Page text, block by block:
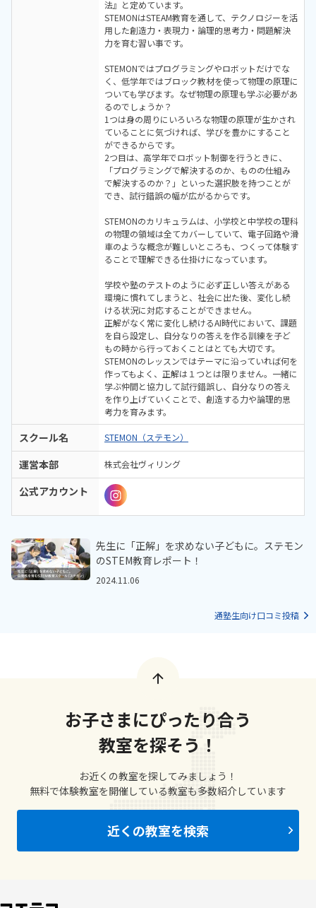
法』と定めています。
STEMONはSTEAM教育を通して、テクノロジーを活
用した創造力・表現力・論理的思考力・問題解決
力を育む習い事です。
STEMONではプログラミングやロボットだけでな
く、低学年ではブロック教材を使って物理の原理に
ついても学びます。なぜ物理の原理も学ぶ必要があ
るのでしょうか？
1つは身の周りにいろいろな物理の原理が生かされ
ていることに気づければ、学びを豊かにすること
ができるからです。
2つ目は、高学年でロボット制御を行うときに、
「プログラミングで解決するのか、ものの仕組み
で解決するのか？」といった選択肢を持つことが
でき、試行錯誤の幅が広がるからです。
STEMONのカリキュラムは、小学校と中学校の理科
の物理の領域は全てカバーしていて、電子回路や滑
車のような概念が難しいところも、つくって体験す
ることで理解できる仕掛けになっています。
学校や塾のテストのように必ず正しい答えがある
環境に慣れてしまうと、社会に出た後、変化し続
ける状況に対応することができません。
正解がなく常に変化し続けるAI時代において、課題
を自ら設定し、自分なりの答えを作る訓練を子ど
もの時から行っておくことはとても大切です。
STEMONのレッスンではテーマに沿っていれば何を
作ってもよく、正解は１つとは限りません。一緒に
学ぶ仲間と協力して試行錯誤し、自分なりの答え
を作り上げていくことで、創造する力や論理的思
考力を育みます。
スクール名 STEMON（ステモン）
運営本部 株式会社ヴィリング
公式アカウント
先生に「正解」を求めない子どもに。ステモン
のSTEM教育レポート！
2024.11.06
通塾生向け口コミ投稿
お子さまにぴったり合う
教室を探そう！
お近くの教室を探してみましょう！
無料で体験教室を開催している教室も多数紹介しています
近くの教室を検索